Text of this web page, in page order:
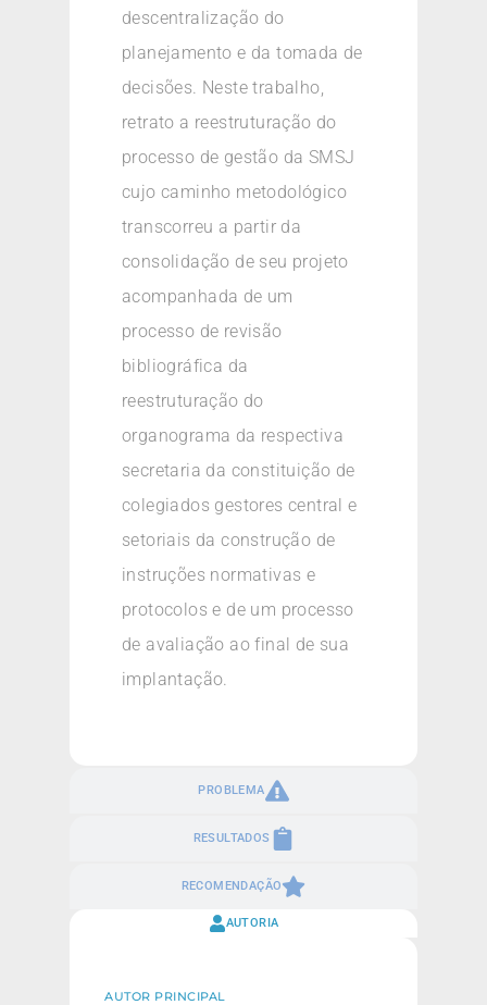
PROBLEMA
RESULTADOS
RECOMENDAÇÃO
descentralização do
planejamento e da tomada de
decisões. Neste trabalho,
retrato a reestruturação do
processo de gestão da SMSJ
cujo caminho metodológico
transcorreu a partir da
consolidação de seu projeto
acompanhada de um
processo de revisão
bibliográfica da
reestruturação do
organograma da respectiva
secretaria da constituição de
colegiados gestores central e
setoriais da construção de
instruções normativas e
protocolos e de um processo
de avaliação ao final de sua
implantação.
AUTORIA
AUTOR PRINCIPAL